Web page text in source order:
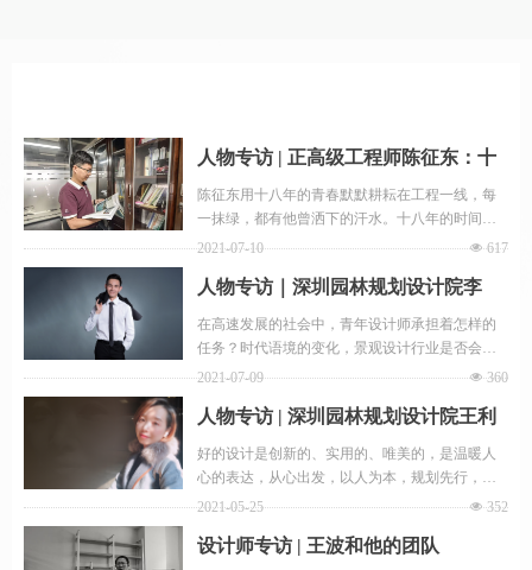
人物专访 | 正高级工程师陈征东：十
八年，我和深圳园林的相知相伴
陈征东用十八年的青春默默耕耘在工程一线，每
一抹绿，都有他曾洒下的汗水。十八年的时间，
已将他磨砺成一个拥有丰富经验，技术储备丰富
己的努力与坚守，书写着他与深圳园林的相知相
伴......
넶 617
2021-07-10
人物专访｜深圳园林规划设计院李
巍：创新，是一种综合性思维
在高速发展的社会中，青年设计师承担着怎样的
任务？时代语境的变化，景观设计行业是否会发
生变化？面对场地制约，青年设计师应如何突破
넶 360
2021-07-09
人物专访 | 深圳园林规划设计院王利
娜：做一个有温度的设计师
好的设计是创新的、实用的、唯美的，是温暖人
心的表达，从心出发，以人为本，规划先行，以
统筹规划思维，为后续落地实施提供精准的方向
넶 352
2021-05-25
设计师专访 | 王波和他的团队